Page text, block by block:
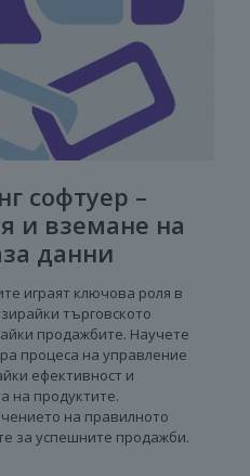
софтуер –
и вземане на
данни
играят ключова роля в
търговското
продажбите. Научете
процеса на управление
ефективност и
на продуктите.
на правилното
за успешните продажби.